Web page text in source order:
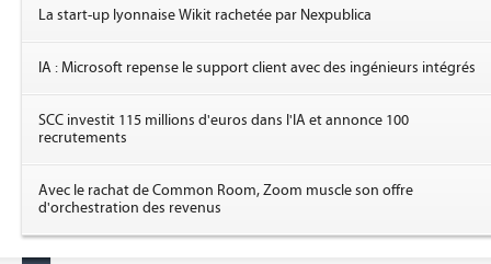
La start-up lyonnaise Wikit rachetée par Nexpublica
IA : Microsoft repense le support client avec des ingénieurs intégrés
SCC investit 115 millions d'euros dans l'IA et annonce 100
recrutements
Avec le rachat de Common Room, Zoom muscle son offre
d'orchestration des revenus